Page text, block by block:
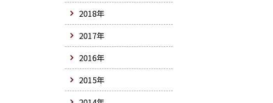
2018年
2017年
2016年
2015年